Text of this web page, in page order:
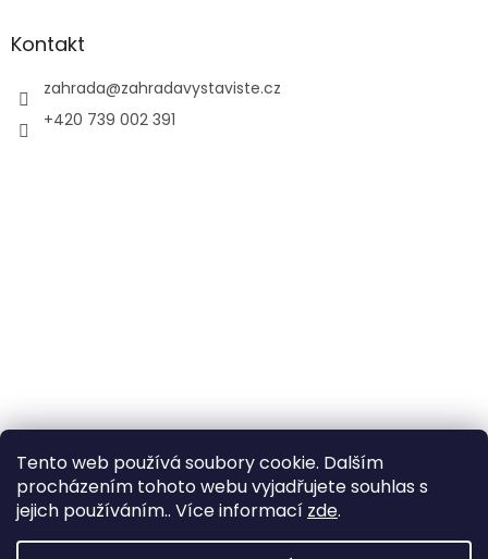
Tento web používá soubory cookie. Dalším
procházením tohoto webu vyjadřujete souhlas s
jejich používáním.. Více informací zde.
Kontakt
zahrada@zahradavystaviste.cz
+420 739 002 391